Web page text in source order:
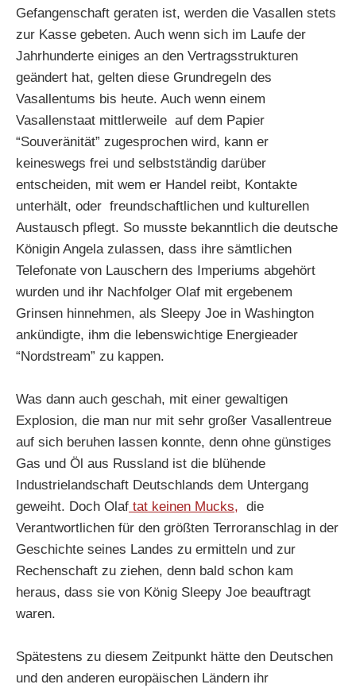
Gefangenschaft geraten ist, werden die Vasallen stets
zur Kasse gebeten. Auch wenn sich im Laufe der
Jahrhunderte einiges an den Vertragsstrukturen
geändert hat, gelten diese Grundregeln des
Vasallentums bis heute. Auch wenn einem
Vasallenstaat mittlerweile auf dem Papier
“Souveränität” zugesprochen wird, kann er
keineswegs frei und selbstständig darüber
entscheiden, mit wem er Handel reibt, Kontakte
unterhält, oder freundschaftlichen und kulturellen
Austausch pflegt. So musste bekanntlich die deutsche
Königin Angela zulassen, dass ihre sämtlichen
Telefonate von Lauschern des Imperiums abgehört
wurden und ihr Nachfolger Olaf mit ergebenem
Grinsen hinnehmen, als Sleepy Joe in Washington
ankündigte, ihm die lebenswichtige Energieader
“Nordstream” zu kappen.
Was dann auch geschah, mit einer gewaltigen
Explosion, die man nur mit sehr großer Vasallentreue
auf sich beruhen lassen konnte, denn ohne günstiges
Gas und Öl aus Russland ist die blühende
Industrielandschaft Deutschlands dem Untergang
geweiht. Doch Olaf tat keinen Mucks, die
Verantwortlichen für den größten Terroranschlag in der
Geschichte seines Landes zu ermitteln und zur
Rechenschaft zu ziehen, denn bald schon kam
heraus, dass sie von König Sleepy Joe beauftragt
waren.
Spätestens zu diesem Zeitpunkt hätte den Deutschen
und den anderen europäischen Ländern ihr